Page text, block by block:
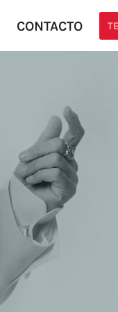
CONTACTO